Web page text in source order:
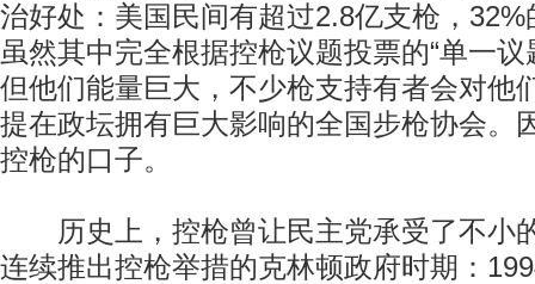
治好处：美国民间有超过2.8亿支枪，
虽然其中完全根据控枪议题投票的“单一
但他们能量巨大，不少枪支持有者会对他
提在政坛拥有巨大影响的全国步枪协会。
控枪的口子。
历史上，控枪曾让民主党承受了不小
连续推出控枪举措的克林顿政府时期：